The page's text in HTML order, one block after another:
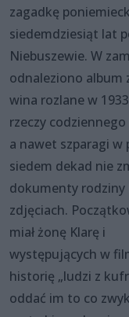
zagadkę
siedemdziesiąt lat
Niebuszewie. W
odnaleziono album
wina rozlane w
rzeczy
a nawet szparagi w
siedem dekad nie
dokumenty
zdjęciach.
miał żonę Klarę i
występujących w
historię „ludzi z
oddać im to co